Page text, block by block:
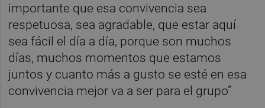
importante que esa convivencia sea
respetuosa, sea agradable, que estar aquí
sea fácil el día a día, porque son muchos
días, muchos momentos que estamos
juntos y cuanto más a gusto se esté en esa
convivencia mejor va a ser para el grupo”